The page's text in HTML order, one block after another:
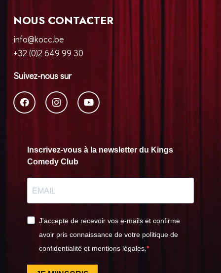
NOUS CONTACTER
info@kocc.be
+32 (0)2 649 99 30
Suivez-nous sur
Inscrivez-vous à la newsletter du Kings
Comedy Club
J'accepte de recevoir vos e-mails et confirme
avoir pris connaissance de votre politique de
confidentialité et mentions légales.